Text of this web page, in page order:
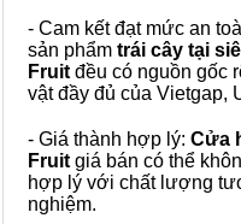
- Cam kết đạt mức an
sản phẩm trái cây tại
Fruit đều có nguồn gốc
vật đầy đủ của Vietgap,
- Giá thành hợp lý: Cửa
Fruit giá bán có thể
hợp lý với chất lượng
nghiệm.